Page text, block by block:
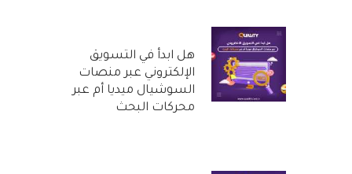
هل ابدأ في التسويق
الإلكتروني عبر منصات
السوشيال ميديا أم عبر
محركات البحث